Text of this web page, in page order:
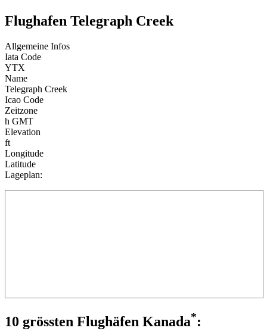
Flughafen Telegraph Creek
Allgemeine Infos
Iata Code
YTX
Name
Telegraph Creek
Icao Code
Zeitzone
h GMT
Elevation
ft
Longitude
Latitude
Lageplan:
10 grössten Flughäfen Kanada*: